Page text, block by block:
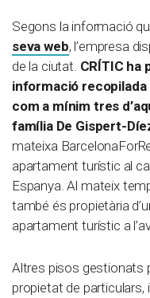
Segons la informació
seva web, l’empresa
de la ciutat. CRÍTIC
informació recopilada
com a mínim tres
família De Gispert-
mateixa
apartament turístic al
Espanya. Al mateix
també és propietària
apartament turístic a
Altres pisos gestionats
propietat de particulars,